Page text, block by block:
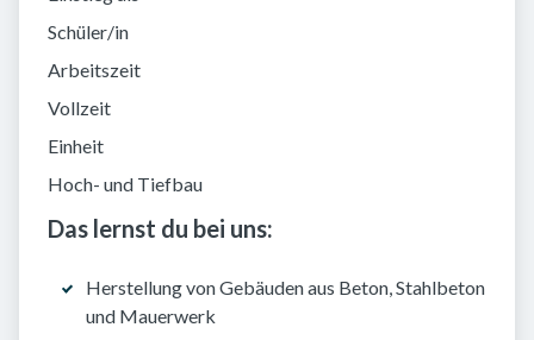
Schüler/in
Arbeitszeit
Vollzeit
Einheit
Hoch- und Tiefbau
Das lernst du bei uns:
Herstellung von Gebäuden aus Beton, Stahlbeton
und Mauerwerk